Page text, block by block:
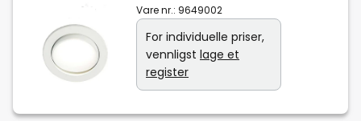
Vare nr.: 9649002
For individuelle priser,
vennligst lage et
register